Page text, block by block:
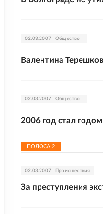
02.03.2007 Общество
Валентина
02.03.2007 Общество
2006 год стал
ПОЛОСА 2
02.03.2007 Происшествия
За преступления